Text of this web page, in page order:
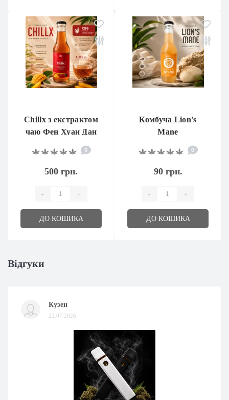
Chillx з екстрактом
чаю Фен Хуан Дан
Цун та CBG
0
500 грн.
- +
ДО КОШИКА
Комбуча Lion's
Mane
0
90 грн.
- +
ДО КОШИКА
Відгуки
Кузен
22.07.2026